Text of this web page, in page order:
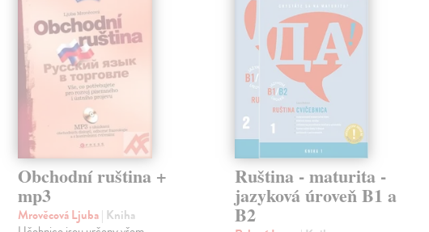
Obchodní ruština +
mp3
Mrověcová Ljuba| Kniha
Ruština - maturita -
jazyková úroveň B1 a
B2